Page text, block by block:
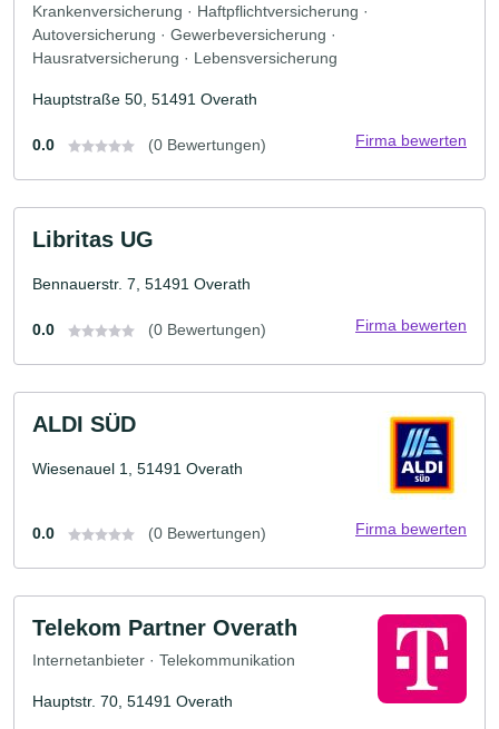
Krankenversicherung · Haftpflichtversicherung ·
Autoversicherung · Gewerbeversicherung ·
Hausratversicherung · Lebensversicherung
Hauptstraße 50, 51491 Overath
0.0 (0 Bewertungen) Firma bewerten
Libritas UG
Bennauerstr. 7, 51491 Overath
0.0 (0 Bewertungen) Firma bewerten
ALDI SÜD
Wiesenauel 1, 51491 Overath
0.0 (0 Bewertungen) Firma bewerten
Telekom Partner Overath
Internetanbieter · Telekommunikation
Hauptstr. 70, 51491 Overath